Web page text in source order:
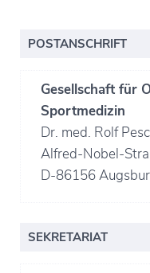
POSTANSCHRIFT
Gesellschaft für
Sportmedizin
Dr. med. Rolf
Alfred-Nobel-
D-86156
SEKRETARIAT